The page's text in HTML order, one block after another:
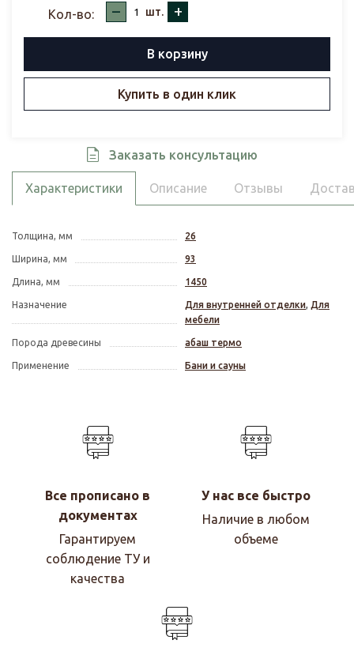
Кол-во: – шт. +
В корзину
Купить в один клик
Заказать консультацию
Характеристики Описание Отзывы
Толщина, мм 26
Ширина, мм 93
Длина, мм 1450
Назначение Для внутренней отделки, Для
мебели
Порода древесины абаш термо
Применение Бани и сауны
Все прописано в
документах
Гарантируем
соблюдение ТУ и
качества
У нас все быстро
Наличие в любом
объеме